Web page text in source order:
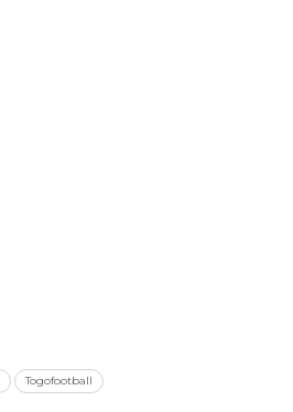
Togofootball